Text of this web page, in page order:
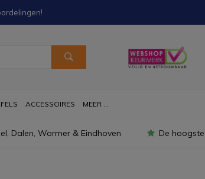
ACCESSOIRES MEER ...
Dalen, Wormer & Eindhoven De